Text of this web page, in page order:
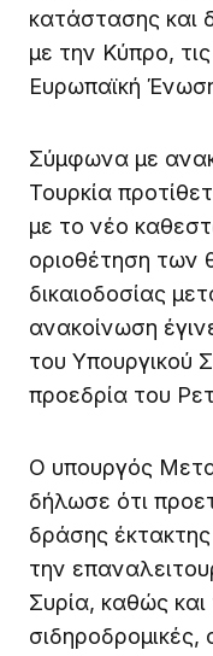
κατάστασης και
με την Κύπρο,
Ευρωπαϊκή
Σύμφωνα με
Τουρκία
με το νέο
οριοθέτηση
δικαιοδοσίας
ανακοίνωση
του Υπουργικού
προεδρία του
Ο υπουργός
δήλωσε ότι
δράσης
την
Συρία, καθώς και
σιδηροδρομικές,